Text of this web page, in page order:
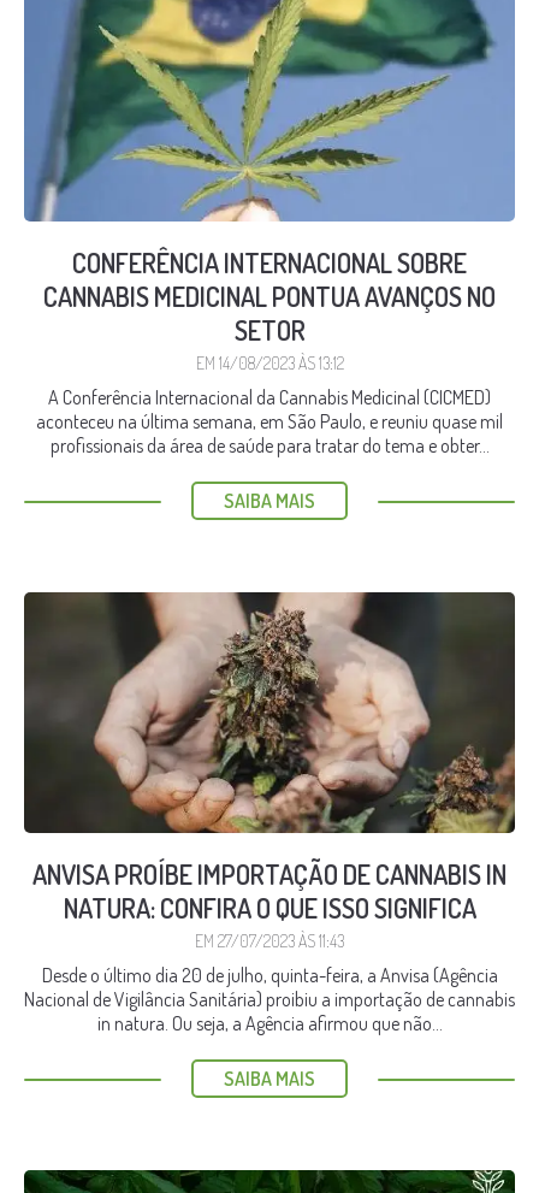
CONFERÊNCIA INTERNACIONAL SOBRE
CANNABIS MEDICINAL PONTUA AVANÇOS NO
SETOR
EM 14/08/2023 ÀS 13:12
A Conferência Internacional da Cannabis Medicinal (CICMED)
aconteceu na última semana, em São Paulo, e reuniu quase mil
profissionais da área de saúde para tratar do tema e obter...
SAIBA MAIS
ANVISA PROÍBE IMPORTAÇÃO DE CANNABIS IN
NATURA: CONFIRA O QUE ISSO SIGNIFICA
EM 27/07/2023 ÀS 11:43
Desde o último dia 20 de julho, quinta-feira, a Anvisa (Agência
Nacional de Vigilância Sanitária) proibiu a importação de cannabis
in natura. Ou seja, a Agência afirmou que não...
SAIBA MAIS